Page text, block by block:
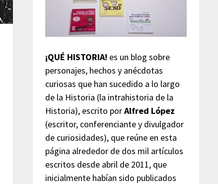
¡QUÉ HISTORIA! es un blog sobre
personajes, hechos y anécdotas
curiosas que han sucedido a lo largo
de la Historia (la intrahistoria de la
Historia), escrito porAlfred López
(escritor, conferenciante y divulgador
de curiosidades), que reúne en esta
página alrededor de dos mil artículos
escritos desde abril de 2011, que
inicialmente habían sido publicados